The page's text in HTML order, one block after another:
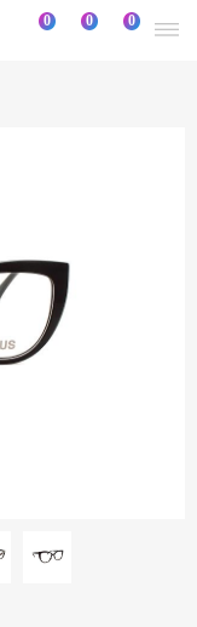
0 0 0